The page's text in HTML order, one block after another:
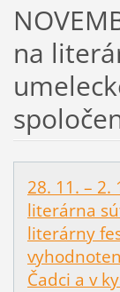
na
28. 11. – 2.
literárna
literárny
Čadci a v